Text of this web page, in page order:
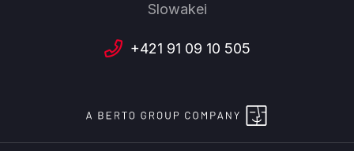
Slowakei
+421 91 09 10 505